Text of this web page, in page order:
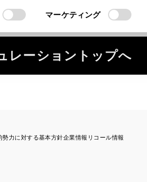
マーケティング
レーショントップへ
勢力に対する基本方針企業情報 リコール情報